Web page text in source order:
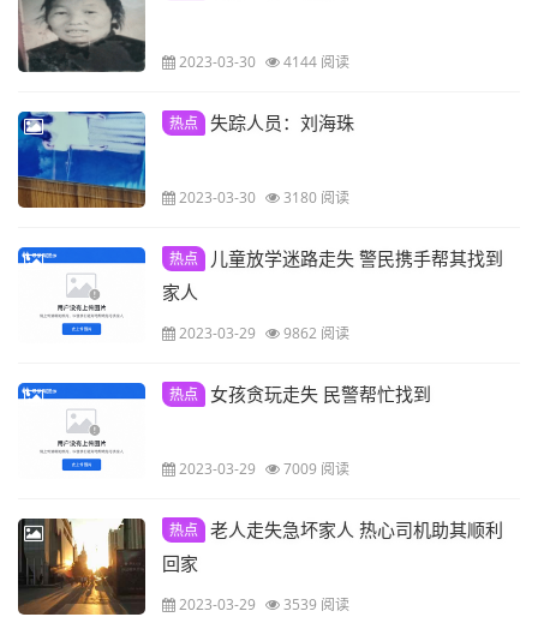
2023-03-30 4144 阅读
热点 失踪人员：刘海珠
2023-03-30 3180 阅读
热点
儿童放学迷路走失 警民携手帮其找到
家人
2023-03-29 9862 阅读
热点 女孩贪玩走失 民警帮忙找到
2023-03-29 7009 阅读
热点
老人走失急坏家人 热心司机助其顺利
回家
2023-03-29 3539 阅读